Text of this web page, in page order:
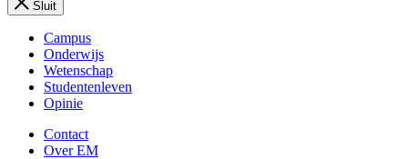
Sluit
Campus
Onderwijs
Wetenschap
Studentenleven
Opinie
Contact
Over EM